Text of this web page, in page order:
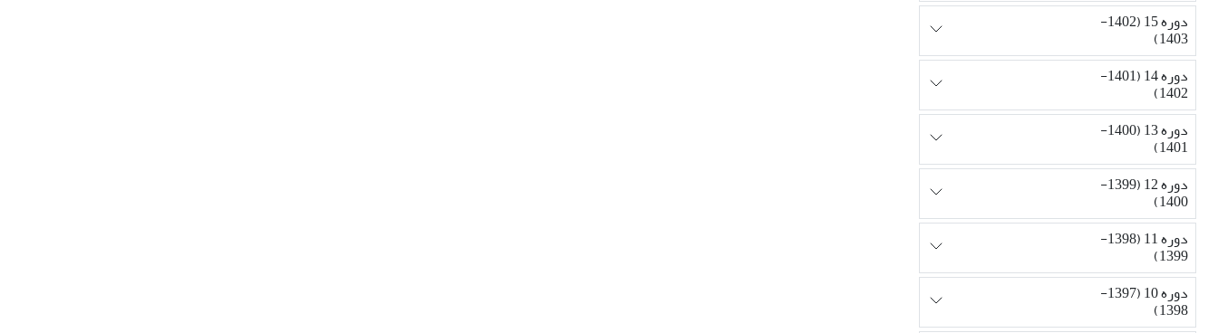
دوره 15 (1402-
1403)
دوره 14 (1401-
1402)
دوره 13 (1400-
1401)
دوره 12 (1399-
1400)
دوره 11 (1398-
1399)
دوره 10 (1397-
1398)